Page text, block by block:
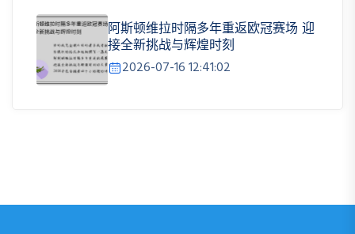
阿斯顿维拉时隔多年重返欧冠赛场 迎
接全新挑战与辉煌时刻
2026-07-16 12:41:02